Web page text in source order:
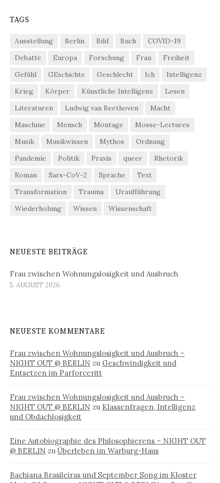
TAGS
Ausstellung Berlin Bild Buch
COVID-19
Debatte
Europa Forschung Frau
Freiheit
Gefühl
GEschichte Geschlecht Ich
Intelligenz
Krieg
Körper Künstliche Intelligenz
Lesen
Literaturen
Ludwig van Beethoven
Macht
Maschine
Mensch Montage
Mosse-Lectures
Musik
Musikwissen Mythos
Ordnung
Pandemie
Politik Praxis queer
Rhetorik
Roman
Sars-CoV-2 Sprache
Text
Transformation
Trauma
Uraufführung
Wiederholung
Wissen Wissenschaft
NEUESTE BEITRÄGE
Frau zwischen Wohnungslosigkeit und Ausbruch
5. AUGUST 2026
NEUESTE KOMMENTARE
Frau zwischen Wohnungslosigkeit und Ausbruch –
NIGHT OUT @ BERLIN zu Geschwindigkeit und
Entsetzen im Parforceritt
Frau zwischen Wohnungslosigkeit und Ausbruch –
NIGHT OUT @ BERLIN zu Klassenfragen, Intelligenz
und Obdachlosigkeit
Eine Autobiographie des Philosophierens – NIGHT OUT
@ BERLIN zu Überleben im Warburg-Haus
Bachiana Brasileiras und September Song im Kloster